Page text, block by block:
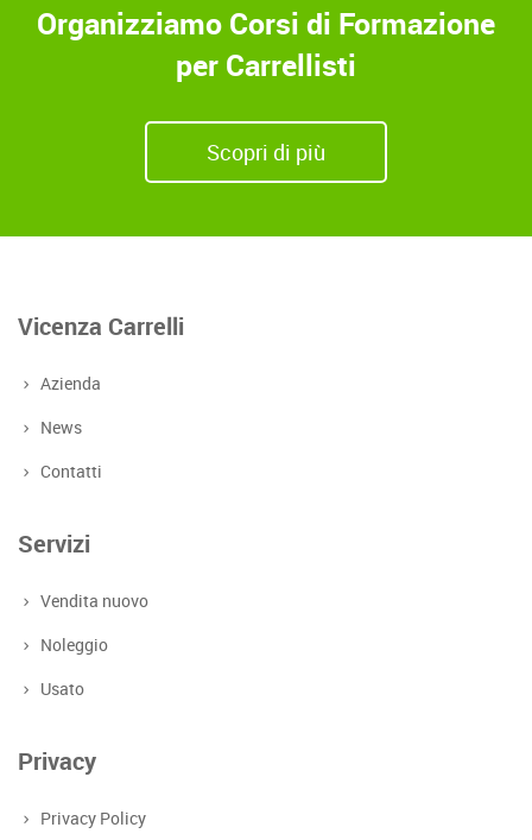
Organizziamo Corsi di Formazione
per Carrellisti
Scopri di più
Vicenza Carrelli
Azienda
News
Contatti
Servizi
Vendita nuovo
Noleggio
Usato
Privacy
Privacy Policy